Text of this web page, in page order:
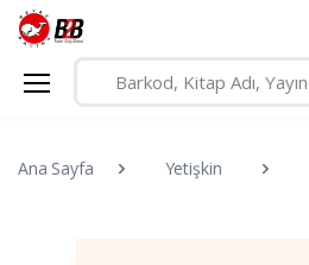
Ana Sayfa Yetişkin